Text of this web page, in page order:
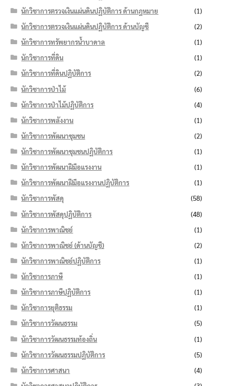
นักวิชาการตรวจเงินแผ่นดินปฏิบัติการ ด้านกฎหมาย
(1)
นักวิชาการตรวจเงินแผ่นดินปฏิบัติการ ด้านบัญชี
(2)
นักวิชาการทรัพยากรน้ำบาดาล
(1)
นักวิชาการที่ดิน
(1)
นักวิชาการที่ดินปฏิบัติการ
(2)
นักวิชาการป่าไม้
(6)
นักวิชาการป่าไม้ปฏิบัติการ
(4)
นักวิชาการพลังงาน
(1)
นักวิชาการพัฒนาชุมชน
(2)
นักวิชาการพัฒนาชุมชนปฏิบัติการ
(1)
นักวิชาการพัฒนาฝีมือแรงงาน
(1)
นักวิชาการพัฒนาฝีมือแรงงานปฏิบัติการ
(1)
นักวิชาการพัสดุ
(58)
นักวิชาการพัสดุปฏิบัติการ
(48)
นักวิชาการพาณิชย์
(1)
นักวิชาการพาณิชย์ (ด้านบัญชี)
(2)
นักวิชาการพาณิชย์ปฏิบัติการ
(1)
นักวิชาการภาษี
(1)
นักวิชาการภาษีปฏิบัติการ
(1)
นักวิชาการยุติธรรม
(1)
นักวิชาการวัฒนธรรม
(5)
นักวิชาการวัฒนธรรมท้องถิ่น
(1)
นักวิชาการวัฒนธรรมปฏิบัติการ
(5)
นักวิชาการศาสนา
(4)